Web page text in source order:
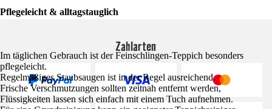
Pflegeleicht & alltagstauglich
Im täglichen Gebrauch ist der Feinschlingen-Teppich besonders
pflegeleicht.
Regelmäßiges Staubsaugen ist in der Regel ausreichend.
Frische Verschmutzungen sollten zeitnah entfernt werden,
Flüssigkeiten lassen sich einfach mit einem Tuch aufnehmen.
Zahlarten